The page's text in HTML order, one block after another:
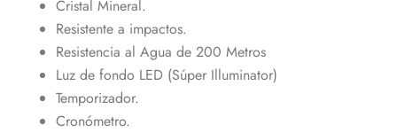
Cristal Mineral.
Resistente a impactos.
Resistencia al Agua de 200 Metros
Luz de fondo LED (Súper Illuminator)
Temporizador.
Cronómetro.